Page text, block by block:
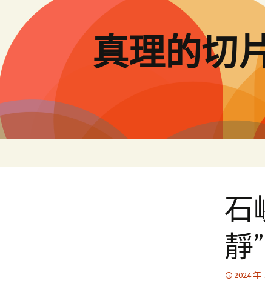
要
內
容
真理的切
石
靜
2024 年